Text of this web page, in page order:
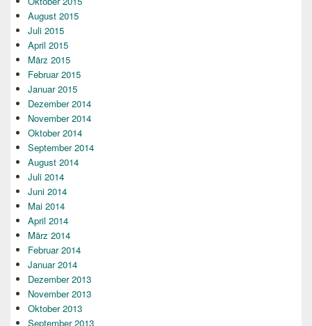
August 2015
Juli 2015
April 2015
März 2015
Februar 2015
Januar 2015
Dezember 2014
November 2014
Oktober 2014
September 2014
August 2014
Juli 2014
Juni 2014
Mai 2014
April 2014
März 2014
Februar 2014
Januar 2014
Dezember 2013
November 2013
Oktober 2013
September 2013